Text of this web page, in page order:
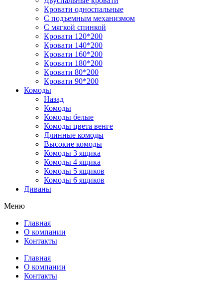
Кровати односпальные
С подъемным механизмом
С мягкой спинкой
Кровати 120*200
Кровати 140*200
Кровати 160*200
Кровати 180*200
Кровати 80*200
Кровати 90*200
Комоды
Назад
Комоды
Комоды белые
Комоды цвета венге
Длинные комоды
Высокие комоды
Комоды 3 ящика
Комоды 4 ящика
Комоды 5 ящиков
Комоды 6 ящиков
Диваны
Меню
Главная
О компании
Контакты
Главная
О компании
Контакты